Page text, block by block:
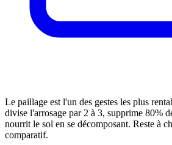
Le paillage est l'un des gestes les plus
divise l'arrosage par 2 à 3, supprime 80%
nourrit le sol en se décomposant. Reste à
comparatif.